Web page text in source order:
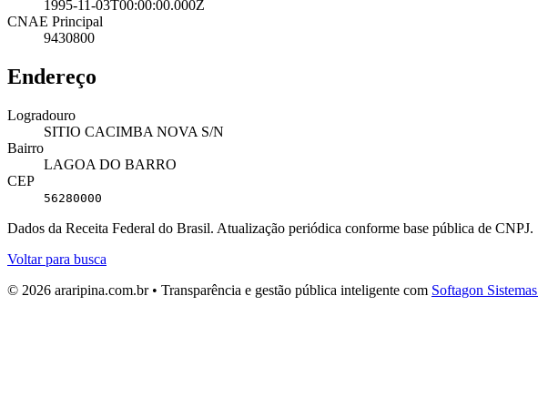
1995-11-03T00:00:00.000Z
CNAE Principal
9430800
Endereço
Logradouro
SITIO CACIMBA NOVA S/N
Bairro
LAGOA DO BARRO
CEP
56280000
Dados da Receita Federal do Brasil. Atualização periódica conforme base pública de CNPJ.
Voltar para busca
© 2026 araripina.com.br • Transparência e gestão pública inteligente com Softagon Sistemas